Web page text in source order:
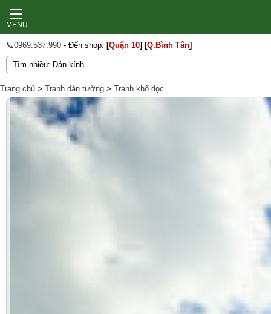
MENU
📞0969.537.990 - Đến shop: [Quận 10] [Q.Bình Tân]
Trang chủ > Tranh dán tường > Tranh khổ dọc